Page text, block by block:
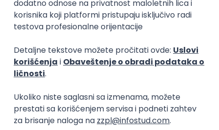
Okupljamo IT zajednicu, podižemo
transparentnost domaćeg IT tržišta rada i
efikasno spajamo kandidate i poslodavce.